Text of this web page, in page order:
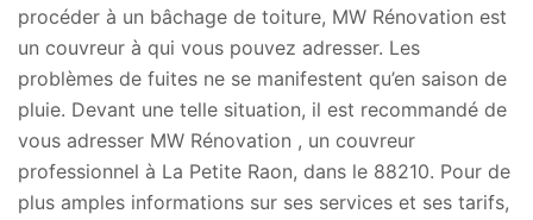
procéder à un bâchage de toiture, MW Rénovation est
un couvreur à qui vous pouvez adresser. Les
problèmes de fuites ne se manifestent qu’en saison de
pluie. Devant une telle situation, il est recommandé de
vous adresser MW Rénovation , un couvreur
professionnel à La Petite Raon, dans le 88210. Pour de
plus amples informations sur ses services et ses tarifs,